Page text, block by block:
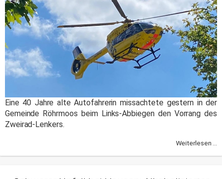
Eine 40 Jahre alte Autofahrerin missachtete gestern in der
Gemeinde Röhrmoos beim Links-Abbiegen den Vorrang des
Zweirad-Lenkers.
Weiterlesen ...